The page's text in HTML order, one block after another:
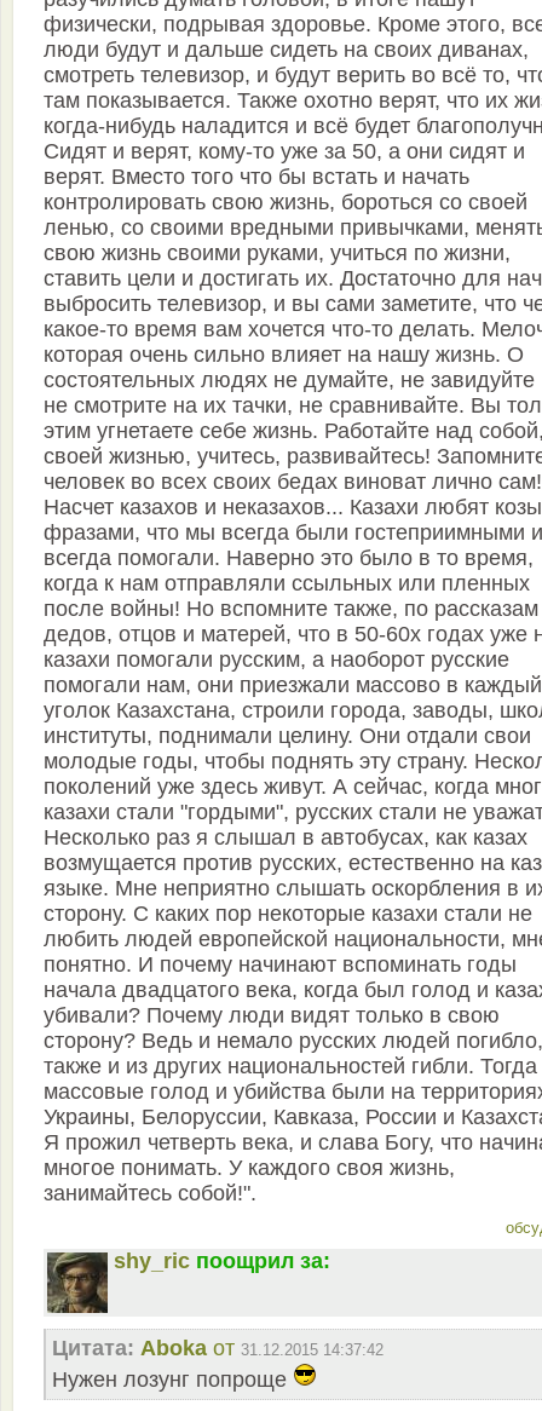
физически, подрывая здоровье. Кроме этого,
люди будут и дальше сидеть на своих диванах,
смотреть телевизор, и будут верить во всё то,
там показывается. Также охотно верят, что их
когда-нибудь наладится и всё будет
Сидят и верят, кому-то уже за 50, а они сидят и
верят. Вместо того что бы встать и начать
контролировать свою жизнь, бороться со своей
ленью, со своими вредными привычками,
свою жизнь своими руками, учиться по жизни,
ставить цели и достигать их. Достаточно для
выбросить телевизор, и вы сами заметите, что
какое-то время вам хочется что-то делать.
которая очень сильно влияет на нашу жизнь. О
состоятельных людях не думайте, не завидуйте
не смотрите на их тачки, не сравнивайте. Вы
этим угнетаете себе жизнь. Работайте над
своей жизнью, учитесь, развивайтесь!
человек во всех своих бедах виноват лично сам!
Насчет казахов и неказахов... Казахи любят
фразами, что мы всегда были гостеприимными и
всегда помогали. Наверно это было в то время,
когда к нам отправляли ссыльных или пленных
после войны! Но вспомните также, по рассказам
дедов, отцов и матерей, что в 50-60х годах уже
казахи помогали русским, а наоборот русские
помогали нам, они приезжали массово в каждый
уголок Казахстана, строили города, заводы,
институты, поднимали целину. Они отдали свои
молодые годы, чтобы поднять эту страну.
поколений уже здесь живут. А сейчас, когда
казахи стали "гордыми", русских стали не
Несколько раз я слышал в автобусах, как казах
возмущается против русских, естественно на
языке. Мне неприятно слышать оскорбления в
сторону. С каких пор некоторые казахи стали не
любить людей европейской национальности,
понятно. И почему начинают вспоминать годы
начала двадцатого века, когда был голод и
убивали? Почему люди видят только в свою
сторону? Ведь и немало русских людей погибло,
также и из других национальностей гибли. Тогда
массовые голод и убийства были на
Украины, Белоруссии, Кавказа, России и
Я прожил четверть века, и слава Богу, что
многое понимать. У каждого своя жизнь,
занимайтесь собой!".
shy_ric поощрил за:
Цитата: Aboka от 31.12.2015 14:37:42
Нужен лозунг попроще